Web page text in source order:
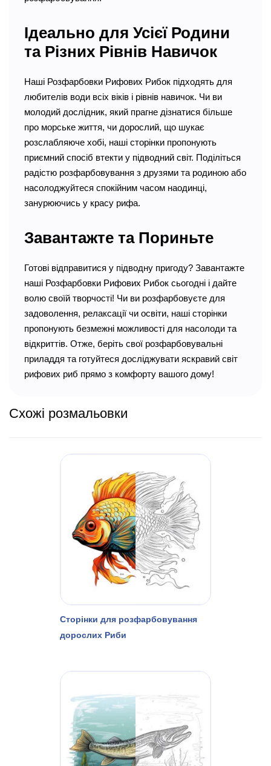
Ідеально для Усієї Родини
та Різних Рівнів Навичок
Наші Розфарбовки Рифових Рибок підходять для
любителів води всіх віків і рівнів навичок. Чи ви
молодий дослідник, який прагне дізнатися більше
про морське життя, чи дорослий, що шукає
розслабляюче хобі, наші сторінки пропонують
приємний спосіб втекти у підводний світ. Поділіться
радістю розфарбовування з друзями та родиною або
насолоджуйтеся спокійним часом наодинці,
занурюючись у красу рифа.
Завантажте та Пориньте
Готові відправитися у підводну пригоду? Завантажте
наші Розфарбовки Рифових Рибок сьогодні і дайте
волю своїй творчості! Чи ви розфарбовуєте для
задоволення, релаксації чи освіти, наші сторінки
пропонують безмежні можливості для насолоди та
відкриттів. Отже, беріть свої розфарбовувальні
приладдя та готуйтеся досліджувати яскравий світ
рифових риб прямо з комфорту вашого дому!
Схожі розмальовки
Сторінки для розфарбовування
дорослих Риби